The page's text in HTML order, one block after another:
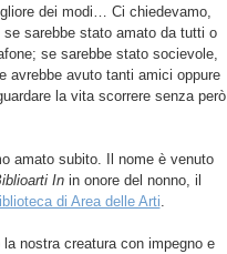
dei modi… Ci chiedevamo,
sarebbe stato amato da tutti o
se sarebbe stato socievole,
avrebbe avuto tanti amici oppure
la vita scorrere senza però
amato subito. Il nome è venuto
Inin onore del nonno, il
di Area delle Arti
nostra creatura con impegno e